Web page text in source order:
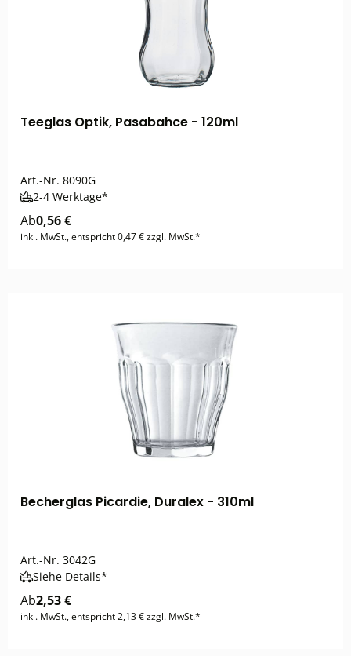
Teeglas Optik, Pasabahce - 120ml
Art.-Nr. 8090G
2-4 Werktage*
Ab0,56 €
inkl. MwSt., entspricht 0,47 € zzgl. MwSt.*
Becherglas Picardie, Duralex - 310ml
Art.-Nr. 3042G
Siehe Details*
Ab2,53 €
inkl. MwSt., entspricht 2,13 € zzgl. MwSt.*